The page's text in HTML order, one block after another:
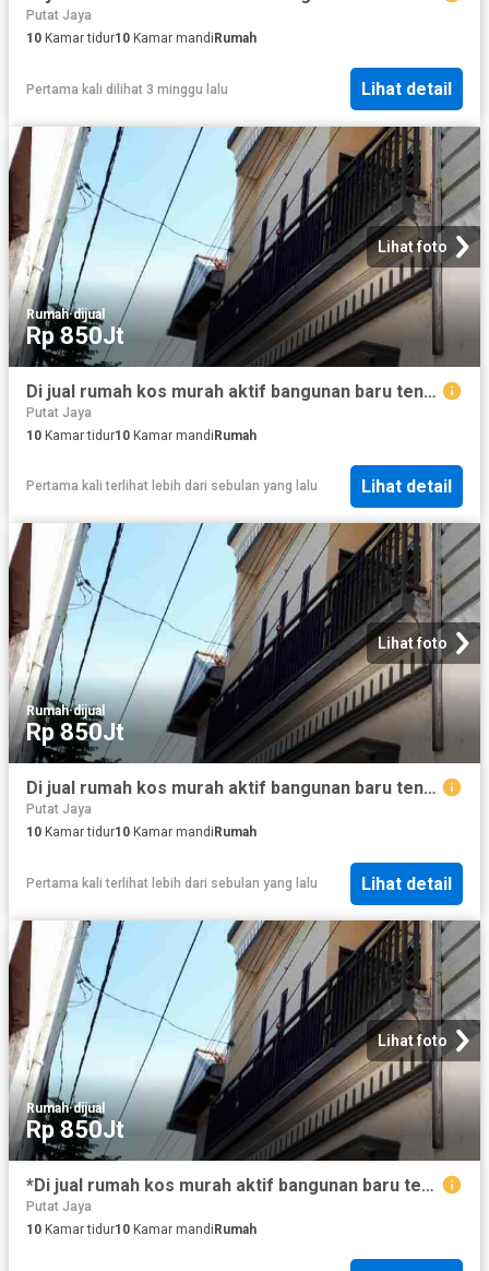
Putat Jaya
10 Kamar tidur10 Kamar mandi Rumah
Pertama kali dilihat 3 minggu lalu Lihat detail
Lihat foto
Rumah·dijual
Rp 850Jt
Di jual rumah kos murah aktif bangunan baru tengah kota, jarak Dolly sawahan surabaya
Putat Jaya
10 Kamar tidur10 Kamar mandiRumah
Pertama kali terlihat lebih dari sebulan yang lalu Lihat detail
Lihat foto
Rumah·dijual
Rp 850Jt
Di jual rumah kos murah aktif bangunan baru tengah kota, jarak Dolly sawahan surabaya
Putat Jaya
10 Kamar tidur10 Kamar mandi Rumah
Pertama kali terlihat lebih dari sebulan yang lalu Lihat detail
Lihat foto
Rumah·dijual
Rp 850Jt
*Di jual rumah kos murah aktif bangunan baru tengah kota, jarak Dolly sawahan surabaya*
Putat Jaya
10 Kamar tidur10 Kamar mandiRumah